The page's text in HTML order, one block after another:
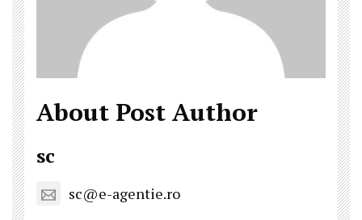
About Post Author
sc
sc@e-agentie.ro